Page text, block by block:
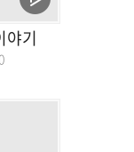
야기